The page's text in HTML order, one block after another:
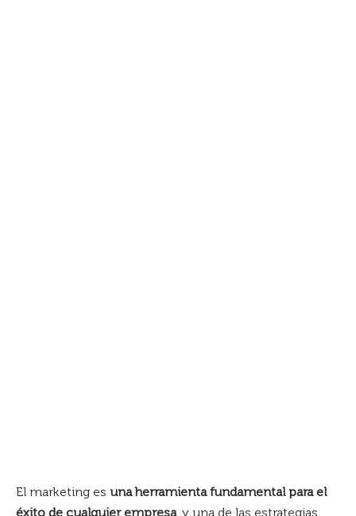
El marketing es una herramienta fundamental para el
éxito de cualquier empresa, y una de las estrategias